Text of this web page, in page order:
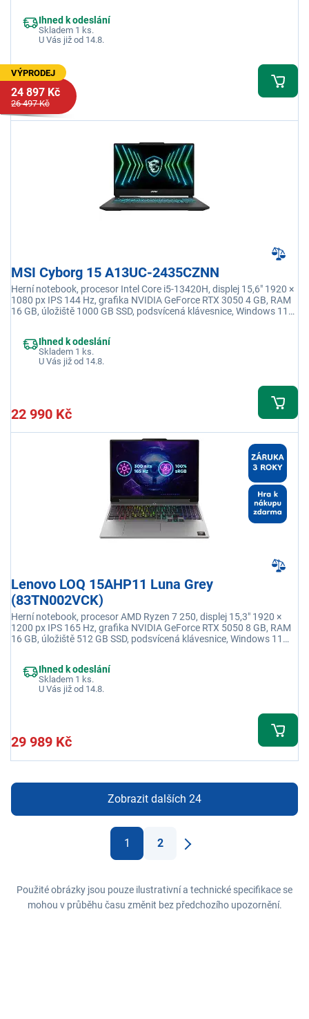
Ihned k odeslání
Skladem 1 ks.
U Vás již od 14.8.
VÝPRODEJ
24 897 Kč
26 497 Kč
MSI Cyborg 15 A13UC-2435CZNN
Herní notebook, procesor Intel Core i5-13420H, displej 15,6" 1920 ×
1080 px IPS 144 Hz, grafika NVIDIA GeForce RTX 3050 4 GB, RAM
16 GB, úložiště 1000 GB SSD, podsvícená klávesnice, Windows 11
Ihned k odeslání
Skladem 1 ks.
U Vás již od 14.8.
22 990 Kč
Lenovo LOQ 15AHP11 Luna Grey
(83TN002VCK)
Herní notebook, procesor AMD Ryzen 7 250, displej 15,3" 1920 ×
1200 px IPS 165 Hz, grafika NVIDIA GeForce RTX 5050 8 GB, RAM
16 GB, úložiště 512 GB SSD, podsvícená klávesnice, Windows 11
Ihned k odeslání
Skladem 1 ks.
U Vás již od 14.8.
29 989 Kč
Zobrazit dalších 24
1
2
Použité obrázky jsou pouze ilustrativní a technické specifikace se
mohou v průběhu času změnit bez předchozího upozornění.